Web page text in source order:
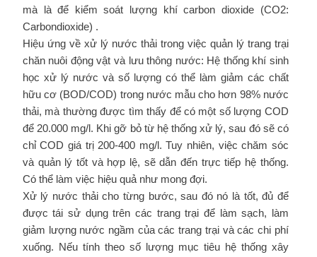
mà là để kiểm soát lượng khí carbon dioxide (CO2:
Carbondioxide) .
Hiệu ứng về xử lý nước thải trong việc quản lý trang trại
chăn nuôi động vật và lưu thông nước: Hệ thống khí sinh
học xử lý nước và số lượng có thể làm giảm các chất
hữu cơ (BOD/COD) trong nước mẫu cho hơn 98% nước
thải, mà thường được tìm thấy để có một số lượng COD
để 20.000 mg/l. Khi gỡ bỏ từ hệ thống xử lý, sau đó sẽ có
chỉ COD giá trị 200-400 mg/l. Tuy nhiên, việc chăm sóc
và quản lý tốt và hợp lệ, sẽ dẫn đến trực tiếp hệ thống.
Có thể làm việc hiệu quả như mong đợi.
Xử lý nước thải cho từng bước, sau đó nó là tốt, đủ để
được tái sử dụng trên các trang trại để làm sạch, làm
giảm lượng nước ngầm của các trang trại và các chi phí
xuống. Nếu tính theo số lượng mục tiêu hệ thống xây